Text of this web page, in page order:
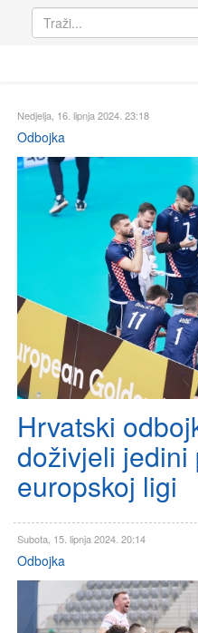
Nedjelja, 16. lipnja 2024. 23:18
Odbojka
Hrvatski
doživjeli jedini
europskoj ligi
Subota, 15. lipnja 2024. 20:14
Odbojka